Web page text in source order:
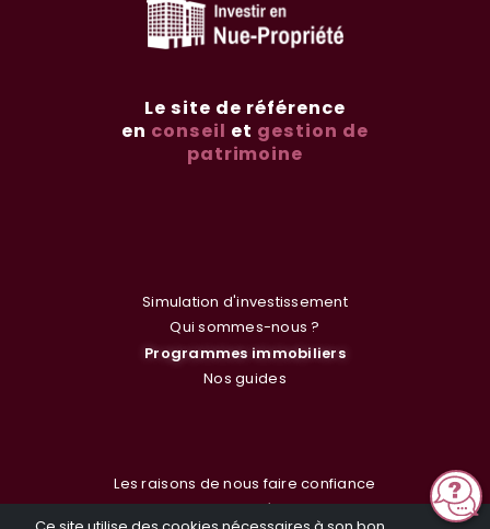
Le site de référence
en conseil et gestion de
patrimoine
Simulation d'investissement
Qui sommes-nous ?
Programmes immobiliers
Nos guides
Les raisons de nous faire confiance
Actualités